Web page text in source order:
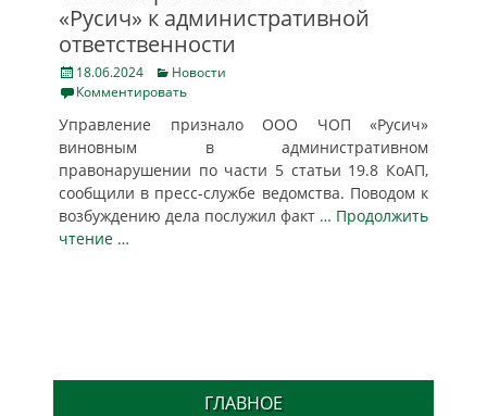
«Русич» к административной
ответственности
Posted
on
18.06.2024 Categories
Новости
Комментировать
Управление признало ООО ЧОП «Русич»
виновным в административном
правонарушении по части 5 статьи 19.8 КоАП,
сообщили в пресс-службе ведомства. Поводом к
возбуждению дела послужил факт … Продолжить
чтение …
ГЛАВНОЕ